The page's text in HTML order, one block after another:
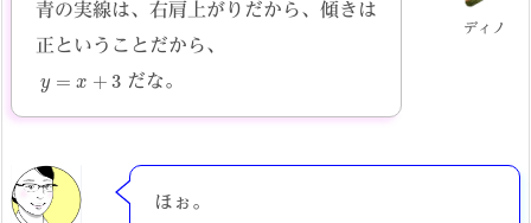
ディノ
青の実線は、右肩上がりだから、傾きは
正ということだから、
だな。
ほぉ。